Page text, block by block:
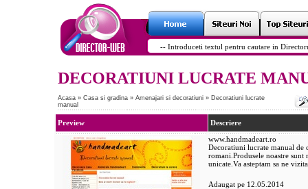
DECORATIUNI LUCRATE
Acasa » Casa si gradina » Amenajari si decoratiuni » Decoratiuni lucrate
manual
Preview
Descriere
www.handmadeart.ro
Decoratiuni lucrate manual de
romani.Produsele noastre sunt
unicate.Va asteptam sa ne
Adaugat pe 12.05.2014